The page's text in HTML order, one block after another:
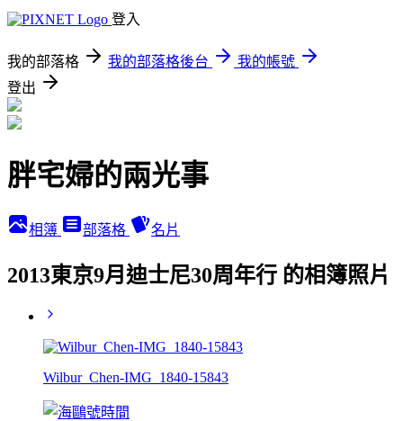
登入
我的部落格 我的部落格後台
我的帳號
登出
胖宅婦的兩光事
相簿 部落格 名片
2013東京9月迪士尼30周年行 的相簿照片
Wilbur_Chen-IMG_1840-15843